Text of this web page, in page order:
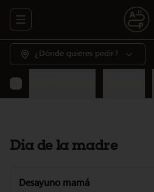
Abrir menu de navegación
¿Dónde quieres pedir?
Dia de la madre
Desayuno mamá